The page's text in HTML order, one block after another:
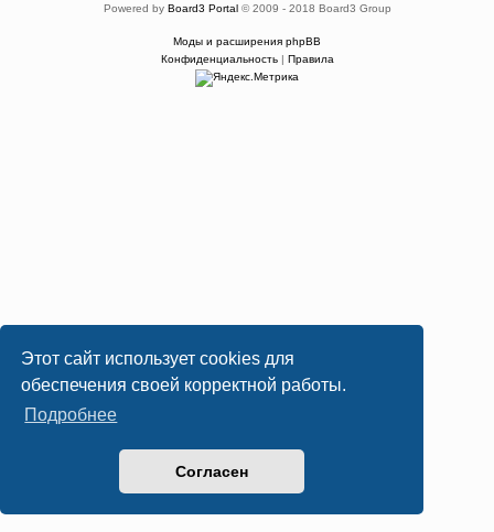
Этот сайт использует cookies для
обеспечения своей корректной работы.
Подробнее
Согласен
Powered by Board3 Portal© 2009 - 2018 Board3 Group
Моды и расширения phpBB
Конфиденциальность| Правила